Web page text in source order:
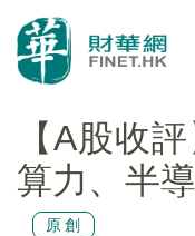
【A股收
算力、半
原創